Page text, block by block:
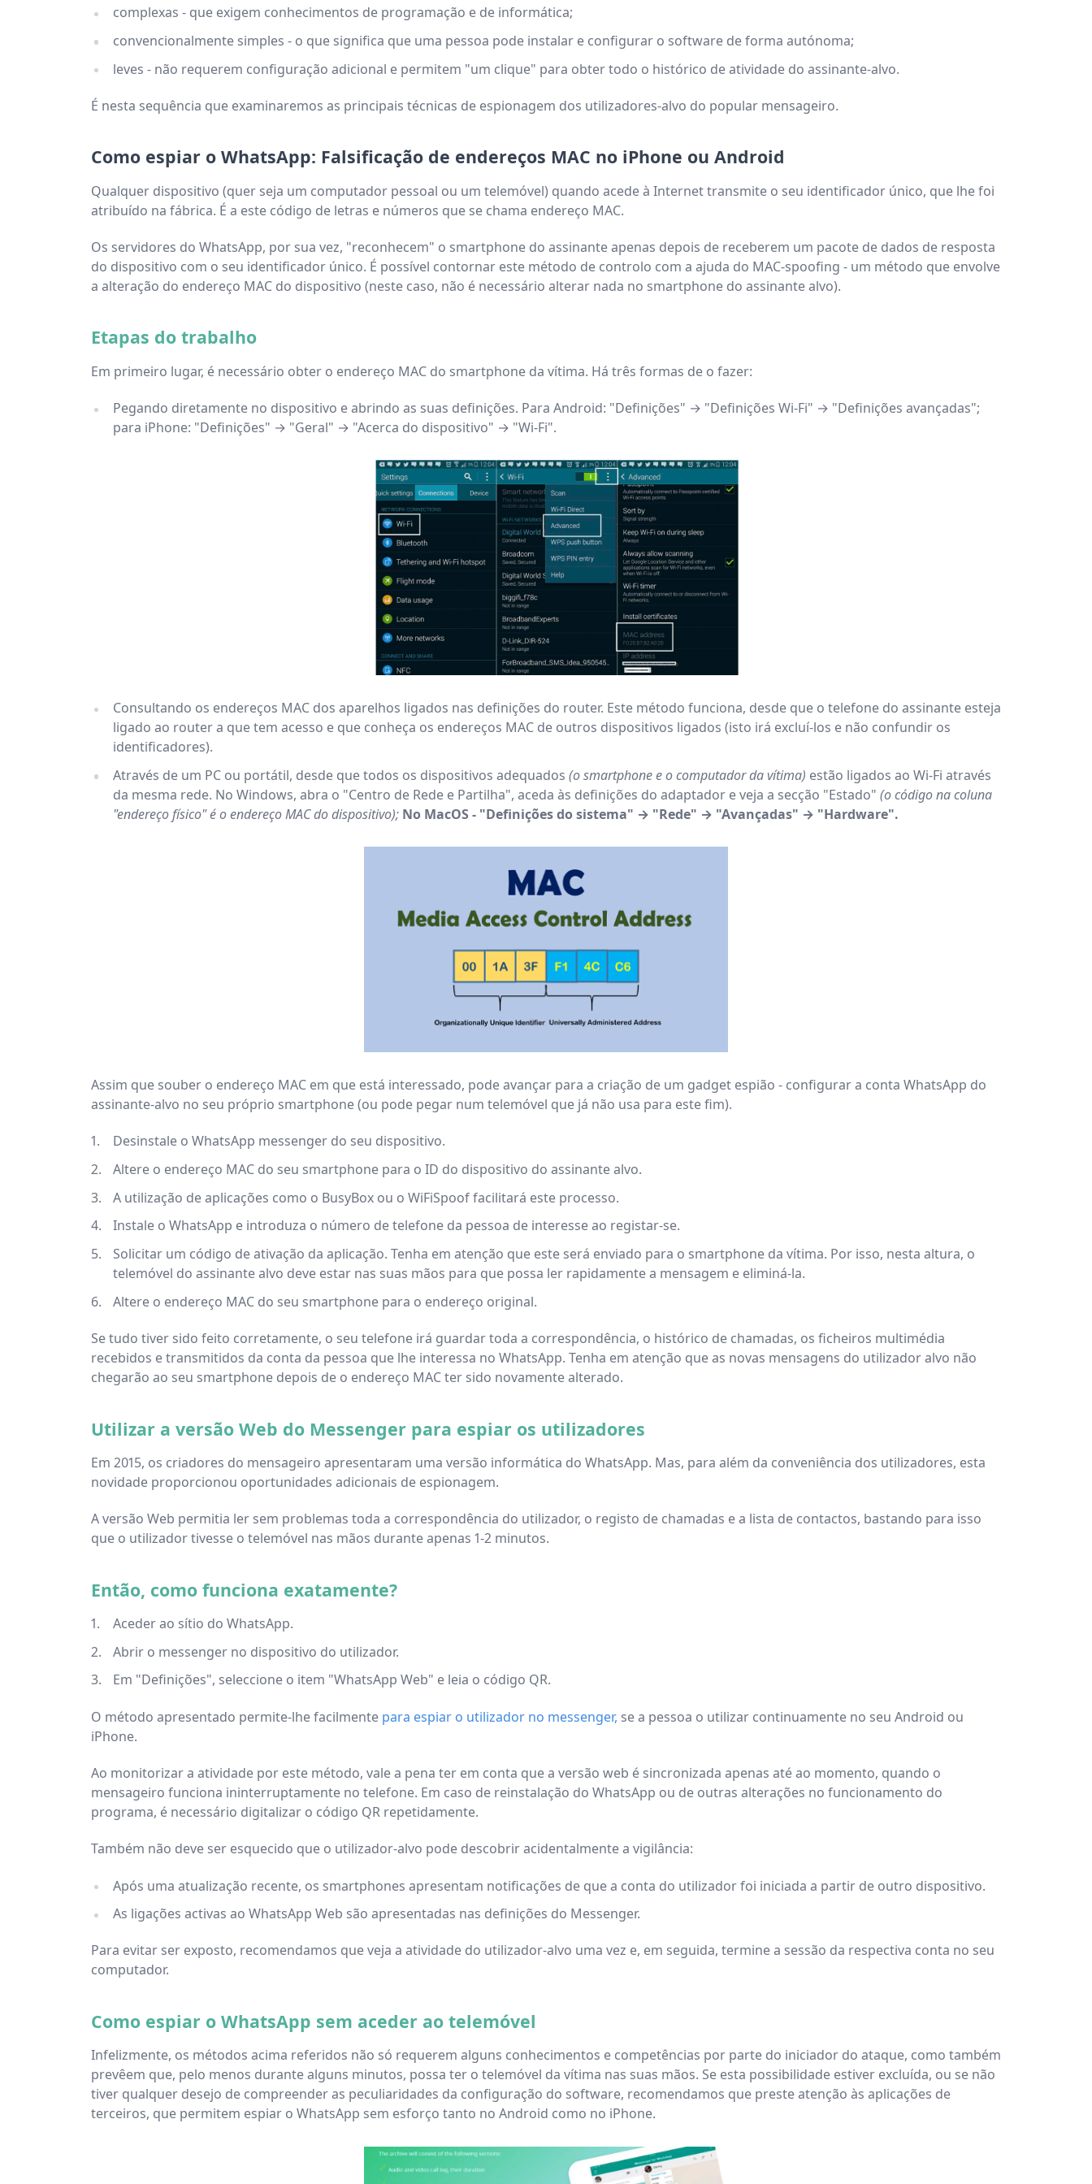
complexas - que exigem conhecimentos de programação e de informática;
convencionalmente simples - o que significa que uma pessoa pode instalar e configurar o software de forma autónoma;
leves - não requerem configuração adicional e permitem "um clique" para obter todo o histórico de atividade do assinante-alvo.
É nesta sequência que examinaremos as principais técnicas de espionagem dos utilizadores-alvo do popular mensageiro.
Como espiar o WhatsApp: Falsificação de endereços MAC no iPhone ou Android
Qualquer dispositivo (quer seja um computador pessoal ou um telemóvel) quando acede à Internet transmite o seu identificador único, que lhe foi
atribuído na fábrica. É a este código de letras e números que se chama endereço MAC.
Os servidores do WhatsApp, por sua vez, "reconhecem" o smartphone do assinante apenas depois de receberem um pacote de dados de resposta
do dispositivo com o seu identificador único. É possível contornar este método de controlo com a ajuda do MAC-spoofing - um método que envolve
a alteração do endereço MAC do dispositivo (neste caso, não é necessário alterar nada no smartphone do assinante alvo).
Etapas do trabalho
Em primeiro lugar, é necessário obter o endereço MAC do smartphone da vítima. Há três formas de o fazer:
Pegando diretamente no dispositivo e abrindo as suas definições. Para Android: "Definições" → "Definições Wi-Fi" → "Definições avançadas";
para iPhone: "Definições" → "Geral" → "Acerca do dispositivo" → "Wi-Fi".
Consultando os endereços MAC dos aparelhos ligados nas definições do router. Este método funciona, desde que o telefone do assinante esteja
ligado ao router a que tem acesso e que conheça os endereços MAC de outros dispositivos ligados (isto irá excluí-los e não confundir os
identificadores).
Através de um PC ou portátil, desde que todos os dispositivos adequados (o smartphone e o computador da vítima) estão ligados ao Wi-Fi através
da mesma rede. No Windows, abra o "Centro de Rede e Partilha", aceda às definições do adaptador e veja a secção "Estado" (o código na coluna
"endereço físico" é o endereço MAC do dispositivo); No MacOS - "Definições do sistema" → "Rede" → "Avançadas" → "Hardware".
Assim que souber o endereço MAC em que está interessado, pode avançar para a criação de um gadget espião - configurar a conta WhatsApp do
assinante-alvo no seu próprio smartphone (ou pode pegar num telemóvel que já não usa para este fim).
Desinstale o WhatsApp messenger do seu dispositivo.
Altere o endereço MAC do seu smartphone para o ID do dispositivo do assinante alvo.
A utilização de aplicações como o BusyBox ou o WiFiSpoof facilitará este processo.
Instale o WhatsApp e introduza o número de telefone da pessoa de interesse ao registar-se.
Solicitar um código de ativação da aplicação. Tenha em atenção que este será enviado para o smartphone da vítima. Por isso, nesta altura, o
telemóvel do assinante alvo deve estar nas suas mãos para que possa ler rapidamente a mensagem e eliminá-la.
Altere o endereço MAC do seu smartphone para o endereço original.
Se tudo tiver sido feito corretamente, o seu telefone irá guardar toda a correspondência, o histórico de chamadas, os ficheiros multimédia
recebidos e transmitidos da conta da pessoa que lhe interessa no WhatsApp. Tenha em atenção que as novas mensagens do utilizador alvo não
chegarão ao seu smartphone depois de o endereço MAC ter sido novamente alterado.
Utilizar a versão Web do Messenger para espiar os utilizadores
Em 2015, os criadores do mensageiro apresentaram uma versão informática do WhatsApp. Mas, para além da conveniência dos utilizadores, esta
novidade proporcionou oportunidades adicionais de espionagem.
A versão Web permitia ler sem problemas toda a correspondência do utilizador, o registo de chamadas e a lista de contactos, bastando para isso
que o utilizador tivesse o telemóvel nas mãos durante apenas 1-2 minutos.
Então, como funciona exatamente?
Aceder ao sítio do WhatsApp.
Abrir o messenger no dispositivo do utilizador.
Em "Definições", seleccione o item "WhatsApp Web" e leia o código QR.
O método apresentado permite-lhe facilmente para espiar o utilizador no messenger, se a pessoa o utilizar continuamente no seu Android ou
iPhone.
Ao monitorizar a atividade por este método, vale a pena ter em conta que a versão web é sincronizada apenas até ao momento, quando o
mensageiro funciona ininterruptamente no telefone. Em caso de reinstalação do WhatsApp ou de outras alterações no funcionamento do
programa, é necessário digitalizar o código QR repetidamente.
Também não deve ser esquecido que o utilizador-alvo pode descobrir acidentalmente a vigilância:
Após uma atualização recente, os smartphones apresentam notificações de que a conta do utilizador foi iniciada a partir de outro dispositivo.
As ligações activas ao WhatsApp Web são apresentadas nas definições do Messenger.
Para evitar ser exposto, recomendamos que veja a atividade do utilizador-alvo uma vez e, em seguida, termine a sessão da respectiva conta no seu
computador.
Como espiar o WhatsApp sem aceder ao telemóvel
Infelizmente, os métodos acima referidos não só requerem alguns conhecimentos e competências por parte do iniciador do ataque, como também
prevêem que, pelo menos durante alguns minutos, possa ter o telemóvel da vítima nas suas mãos. Se esta possibilidade estiver excluída, ou se não
tiver qualquer desejo de compreender as peculiaridades da configuração do software, recomendamos que preste atenção às aplicações de
terceiros, que permitem espiar o WhatsApp sem esforço tanto no Android como no iPhone.